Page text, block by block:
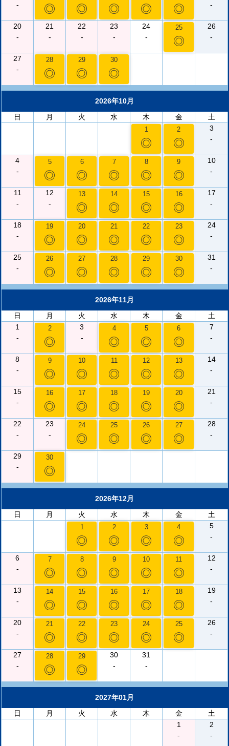
-
◎ ◎ ◎ ◎ ◎
-
20
-
21
-
22
-
23
-
24
-
25
◎
26
-
27
-
28
◎
29
◎
30
◎
2026年10月
日
月 火 水 木 金 土
1
◎
2
◎
3
-
4
-
5
◎
6
◎
7
◎
8
◎
9
◎
10
-
11
-
12
-
13
◎
14
◎
15
◎
16
◎
17
-
18
-
19
◎
20
◎
21
◎
22
◎
23
◎
24
-
25
-
26
◎
27
◎
28
◎
29
◎
30
◎
31
-
2026年11月
日
月 火 水 木 金
土
1
-
2
◎
3
-
4
◎
5
◎
6
◎
7
-
8
-
9
◎
10
◎
11
◎
12
◎
13
◎
14
-
15
-
16
◎
17
◎
18
◎
19
◎
20
◎
21
-
22
-
23
-
24
◎
25
◎
26
◎
27
◎
28
-
29
-
30
◎
2026年12月
日
月 火 水 木 金 土
1
◎
2
◎
3
◎
4
◎
5
-
6
-
7
◎
8
◎
9
◎
10
◎
11
◎
12
-
13
-
14
◎
15
◎
16
◎
17
◎
18
◎
19
-
20
-
21
◎
22
◎
23
◎
24
◎
25
◎
26
-
27
-
28
◎
29
◎
30
-
31
-
2027年01月
日
月 火 水 木 金
土
1
-
2
-